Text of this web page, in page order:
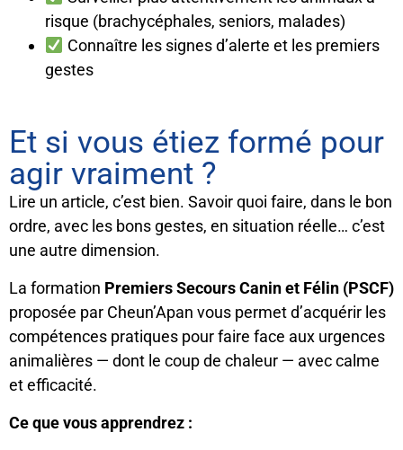
risque (brachycéphales, seniors, malades)
Connaître les signes d’alerte et les premiers
gestes
Et si vous étiez formé pour
agir vraiment ?
Lire un article, c’est bien. Savoir quoi faire, dans le bon
ordre, avec les bons gestes, en situation réelle… c’est
une autre dimension.
La formation Premiers Secours Canin et Félin (PSCF)
proposée par Cheun’Apan vous permet d’acquérir les
compétences pratiques pour faire face aux urgences
animalières — dont le coup de chaleur — avec calme
et efficacité.
Ce que vous apprendrez :